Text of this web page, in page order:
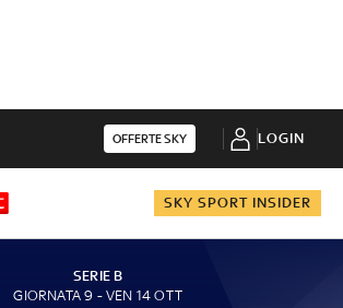
OFFERTE SKY LOGIN
SKY SPORT INSIDER
SERIE B
GIORNATA 9 - VEN 14 OTT